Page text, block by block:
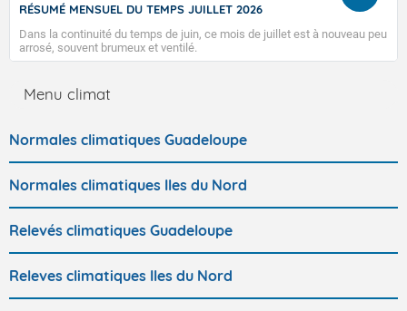
RÉSUMÉ MENSUEL DU TEMPS JUILLET 2026
Dans la continuité du temps de juin, ce mois de juillet est à nouveau peu
arrosé, souvent brumeux et ventilé.
Menu climat
Normales climatiques Guadeloupe
Normales climatiques Iles du Nord
Relevés climatiques Guadeloupe
Releves climatiques Iles du Nord